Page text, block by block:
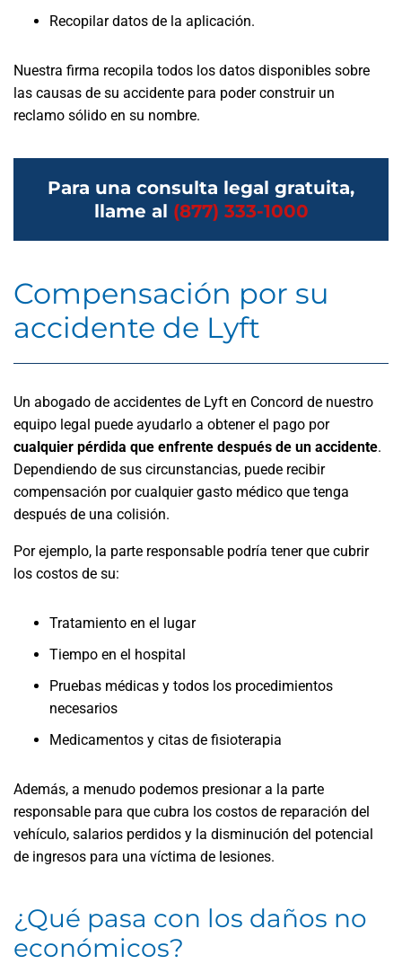
Recopilar datos de la aplicación.
Nuestra firma recopila todos los datos disponibles sobre
las causas de su accidente para poder construir un
reclamo sólido en su nombre.
Para una consulta legal gratuita,
llame al (877) 333-1000
Compensación por su
accidente de Lyft
Un abogado de accidentes de Lyft en Concord de nuestro
equipo legal puede ayudarlo a obtener el pago por
cualquier pérdida que enfrente después de un accidente.
Dependiendo de sus circunstancias, puede recibir
compensación por cualquier gasto médico que tenga
después de una colisión.
Por ejemplo, la parte responsable podría tener que cubrir
los costos de su:
Tratamiento en el lugar
Tiempo en el hospital
Pruebas médicas y todos los procedimientos
necesarios
Medicamentos y citas de fisioterapia
Además, a menudo podemos presionar a la parte
responsable para que cubra los costos de reparación del
vehículo, salarios perdidos y la disminución del potencial
de ingresos para una víctima de lesiones.
¿Qué pasa con los daños no
económicos?